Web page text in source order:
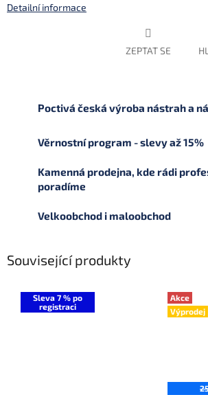
Detailní informace
ZEPTAT SE
Poctivá česká výroba nástrah a
Věrnostní program - slevy až 15%
Kamenná prodejna, kde rádi
poradíme
Velkoobchod i maloobchod
Související produkty
Sleva 7 % po
registraci
Akce
Výprodej